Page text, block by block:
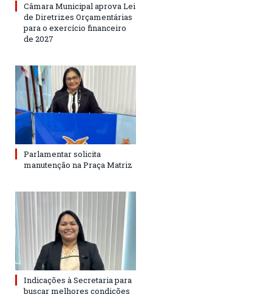
Câmara Municipal aprova Lei
de Diretrizes Orçamentárias
para o exercício financeiro
de 2027
Parlamentar solicita
manutenção na Praça Matriz
Indicações à Secretaria para
buscar melhores condições